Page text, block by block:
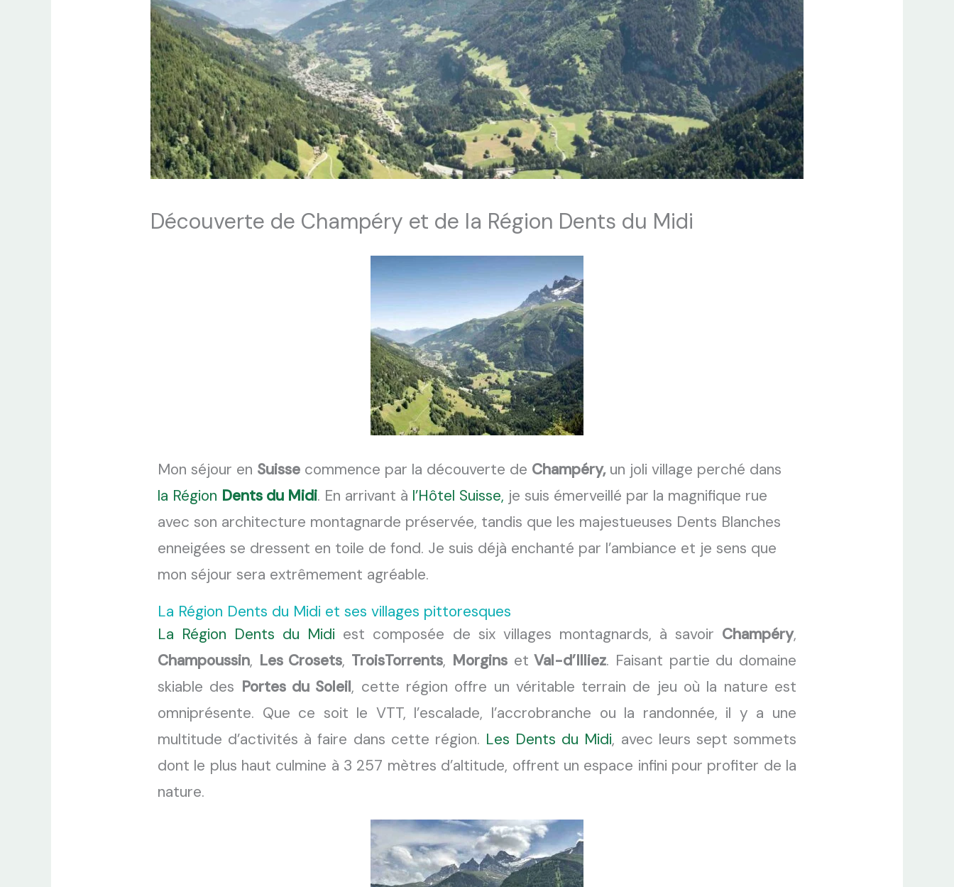
Découverte de Champéry et de la Région Dents du Midi
Mon séjour en Suisse commence par la découverte de Champéry,un joli village perché dans
la Région Dents du Midi. En arrivant à l’Hôtel Suisse, je suis émerveillé par la magnifique rue
avec son architecture montagnarde préservée, tandis que les majestueuses Dents Blanches
enneigées se dressent en toile de fond. Je suis déjà enchanté par l’ambiance et je sens que
mon séjour sera extrêmement agréable.
La Région Dents du Midi et ses villages pittoresques
La Région Dents du Midi est composée de six villages montagnards, à savoir Champéry,
Champoussin, Les Crosets, TroisTorrents, Morginset Val-d’Illiez. Faisant partie du domaine
skiable des Portes du Soleil, cette région offre un véritable terrain de jeu où la nature est
omniprésente. Que ce soit le VTT, l’escalade, l’accrobranche ou la randonnée, il y a une
multitude d’activités à faire dans cette région. Les Dents du Midi, avec leurs sept sommets
dont le plus haut culmine à 3 257 mètres d’altitude, offrent un espace infini pour profiter de la
nature.